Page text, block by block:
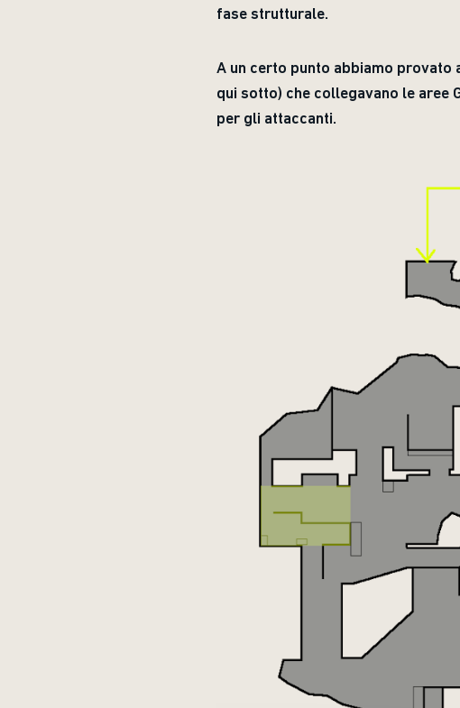
fase strutturale.
A un certo punto abbiamo provato
qui sotto) che collegavano le aree
per gli attaccanti.